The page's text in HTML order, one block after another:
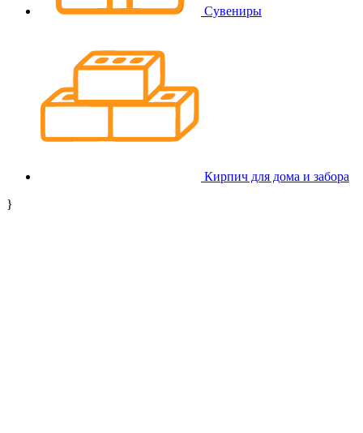
Сувениры
Кирпич для дома и забора
}